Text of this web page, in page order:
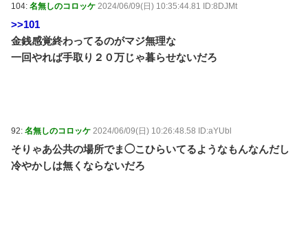
104: 名無しのコロッケ 2024/06/09(日) 10:35:44.81 ID:8DJMt
>>101
金銭感覚終わってるのがマジ無理な
一回やれば手取り２０万じゃ暮らせないだろ
92: 名無しのコロッケ 2024/06/09(日) 10:26:48.58 ID:aYUbl
そりゃあ公共の場所でま◯こひらいてるようなもんなんだし
冷やかしは無くならないだろ